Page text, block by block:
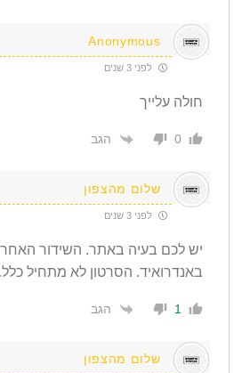
Anonymous
לפני 3 שנים
חולה עלייך
0 הגב
שלום מהצפון
לפני 3 שנים
יש לכם בעיה באתר. השידור
באנדרואיד. הסרטון לא מתחיל
1 הגב
שלום מהצפון